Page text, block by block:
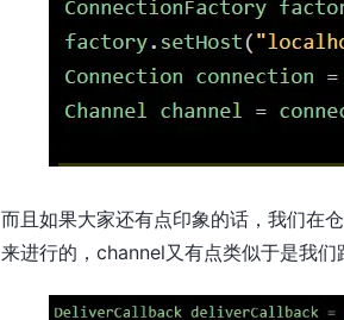
而且如果大家还有点印象的话，我们在
来进行的，channel又有点类似于是我